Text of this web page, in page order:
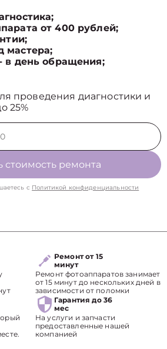
от 400 рублей;
мастера;
в день обращения;
проведения диагностики и
25%
стоимость ремонта
с Политикой конфиденциальности
Ремонт от 15
минут
Ремонт фотоаппаратов занимает
от 15 минут до нескольких дней в
зависимости от поломки
Гарантия до 36
мес
На услуги и запчасти
предоставленные нашей
компанией